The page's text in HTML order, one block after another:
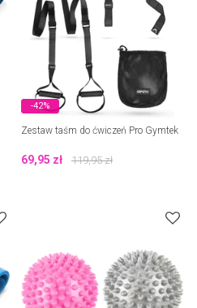
-42%
Zestaw taśm do ćwiczeń Pro Gymtek
69,95 zł 119,95zł